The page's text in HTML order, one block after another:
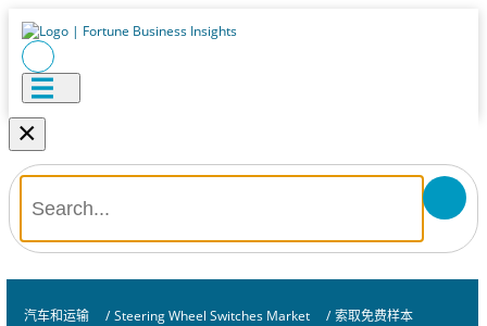
×
汽车和运输 / Steering Wheel Switches Market / 索取免费样本